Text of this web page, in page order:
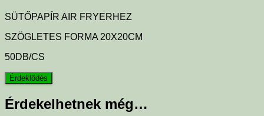
SÜTŐPAPÍR AIR FRYERHEZ
SZÖGLETES FORMA 20X20CM
50DB/CS
Érdekelhetnek még…